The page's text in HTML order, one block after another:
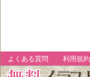
よくある質問 利用規約